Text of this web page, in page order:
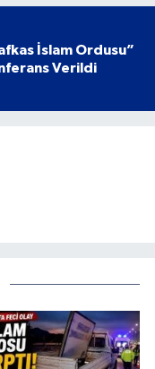
İslam Ordusu”
Verildi